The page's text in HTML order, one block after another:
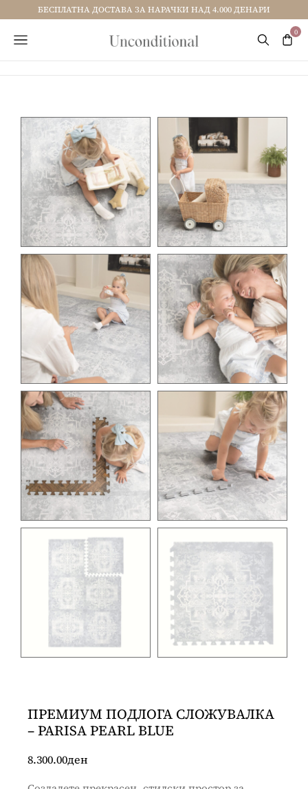
БЕСПЛАТНА ДОСТАВА ЗА НАРАЧКИ НАД 4.000 ДЕНАРИ
ПРЕМИУМ ПОДЛОГА СЛОЖУВАЛКА
– PARISA PEARL BLUE
8.300.00ден